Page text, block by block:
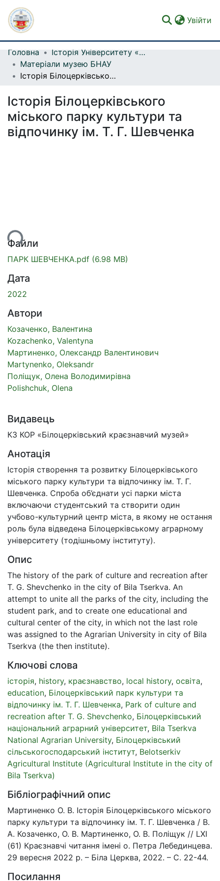
Увійти
Фонди та зібрання
Пошук за критеріями
Статистика
Головна
Історія Університету «Alma Mater»
Матеріали музею БНАУ
Історія Білоцерківського міського парку культури та відпочинку ім. Т. Г. Шевченка
Історія Білоцерківського
міського парку культури та
відпочинку ім. Т. Г. Шевченка
Файли
ПАРК ШЕВЧЕНКА.pdf (6.98 MB)
Дата
2022
Автори
Козаченко, Валентина
Kozachenko, Valentyna
Мартиненко, Олександр Валентинович
Martynenko, Oleksandr
Поліщук, Олена Володимирівна
Polishchuk, Olena
Видавець
КЗ КОР «Білоцерківський краєзнавчий музей»
Анотація
Історія створення та розвитку Білоцерківського
міського парку культури та відпочинку ім. Т. Г.
Шевченка. Спроба об’єднати усі парки міста
включаючи студентський та створити один
учбово-культурний центр міста, в якому не остання
роль була відведена Білоцерківському аграрному
університету (тодішньому інституту).
Опис
The history of the park of culture and recreation after
T. G. Shevchenko in the city of Bila Tserkva. An
attempt to unite all the parks of the city, including the
student park, and to create one educational and
cultural center of the city, in which not the last role
was assigned to the Agrarian University in city of Bila
Tserkva (the then institute).
Ключові слова
історія, history, краєзнавство, local history, освіта,
education, Білоцерківський парк культури та
відпочинку ім. Т. Г. Шевченка, Park of culture and
recreation after T. G. Shevchenko, Білоцерківський
національний аграрний університет, Bila Tserkva
National Agrarian University, Білоцерківський
сільськогосподарський інститут, Belotserkiv
Agricultural Institute (Agricultural Institute in the city of
Bila Tserkva)
Бібліографічний опис
Мартиненко О. В. Історія Білоцерківського міського
парку культури та відпочинку ім. Т. Г. Шевченка / В.
А. Козаченко, О. В. Мартиненко, О. В. Поліщук // LXI
(61) Краєзнавчі читання імені о. Петра Лебединцева.
29 вересня 2022 р. – Біла Церква, 2022. – С. 22-44.
Посилання